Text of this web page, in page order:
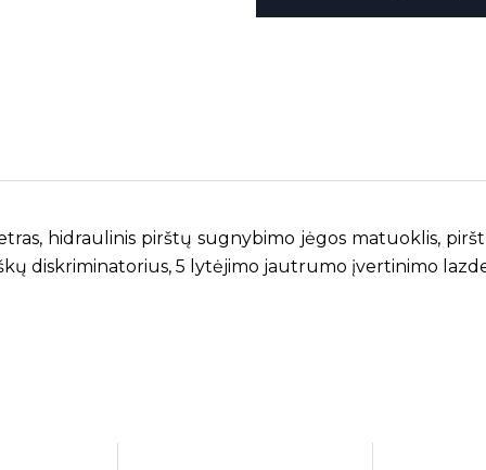
hidraulinis pirštų sugnybimo jėgos matuoklis,
diskriminatorius, 5 lytėjimo jautrumo įvertinimo